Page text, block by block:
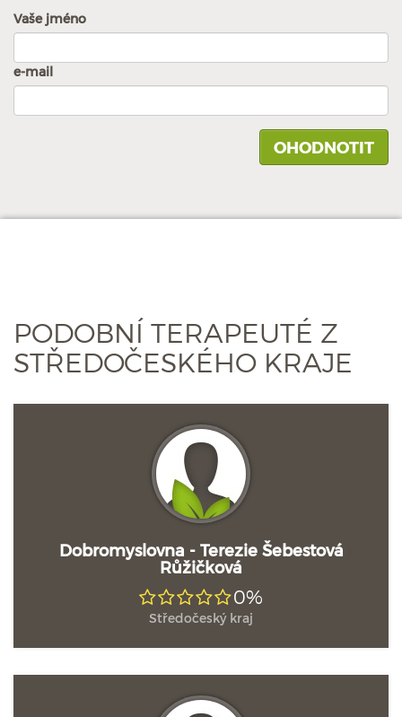
Vaše jméno
e-mail
PODOBNÍ TERAPEUTÉ Z
STŘEDOČESKÉHO KRAJE
Dobromyslovna - Terezie Šebestová
Růžičková
0%
Středočeský kraj